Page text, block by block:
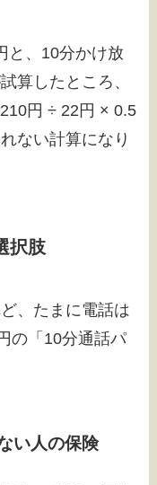
と、10分かけ放
算したところ、
円 ÷ 22円 × 0.5
ない計算になり
択肢
、たまに電話は
の「10分通話パ
い人の保険